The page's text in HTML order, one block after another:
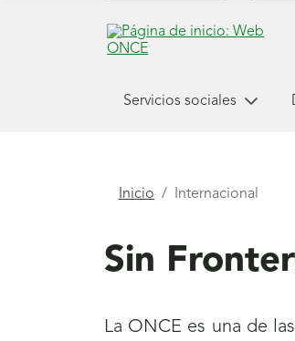
Servicios sociales
Está
Inicio Internacional
Sin
La ONCE es una de